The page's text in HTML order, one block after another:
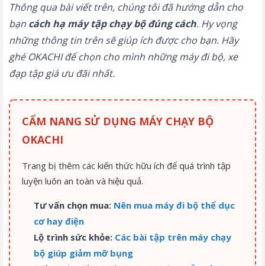
Thông qua bài viết trên, chúng tôi đã hướng dẫn cho
bạn cách hạ máy tập chạy bộ đúng cách. Hy vọng
những thông tin trên sẽ giúp ích được cho bạn. Hãy
ghé OKACHIđể chọn cho mình những máy đi bộ, xe
đạp tập giá ưu đãi nhất.
CẨM NANG SỬ DỤNG MÁY CHẠY BỘ
OKACHI
Trang bị thêm các kiến thức hữu ích để quá trình tập
luyện luôn an toàn và hiệu quả.
Tư vấn chọn mua: Nên mua máy đi bộ thể dục
cơ hay điện
Lộ trình sức khỏe: Các bài tập trên máy chạy
bộ giúp giảm mỡ bụng